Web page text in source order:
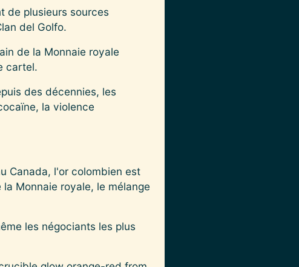
de plusieurs sources
del Golfo.
de la Monnaie royale
cartel.
des décennies, les
la violence
Canada, l'or colombien est
Monnaie royale, le mélange
les négociants les plus